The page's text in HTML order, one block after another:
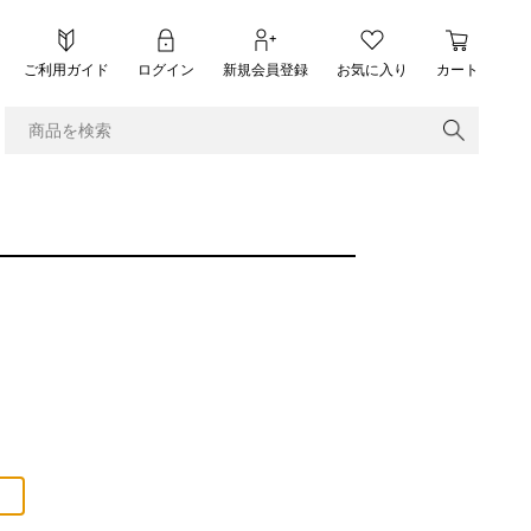
ご利用ガイド ログイン 新規会員登録 お気に入り カート